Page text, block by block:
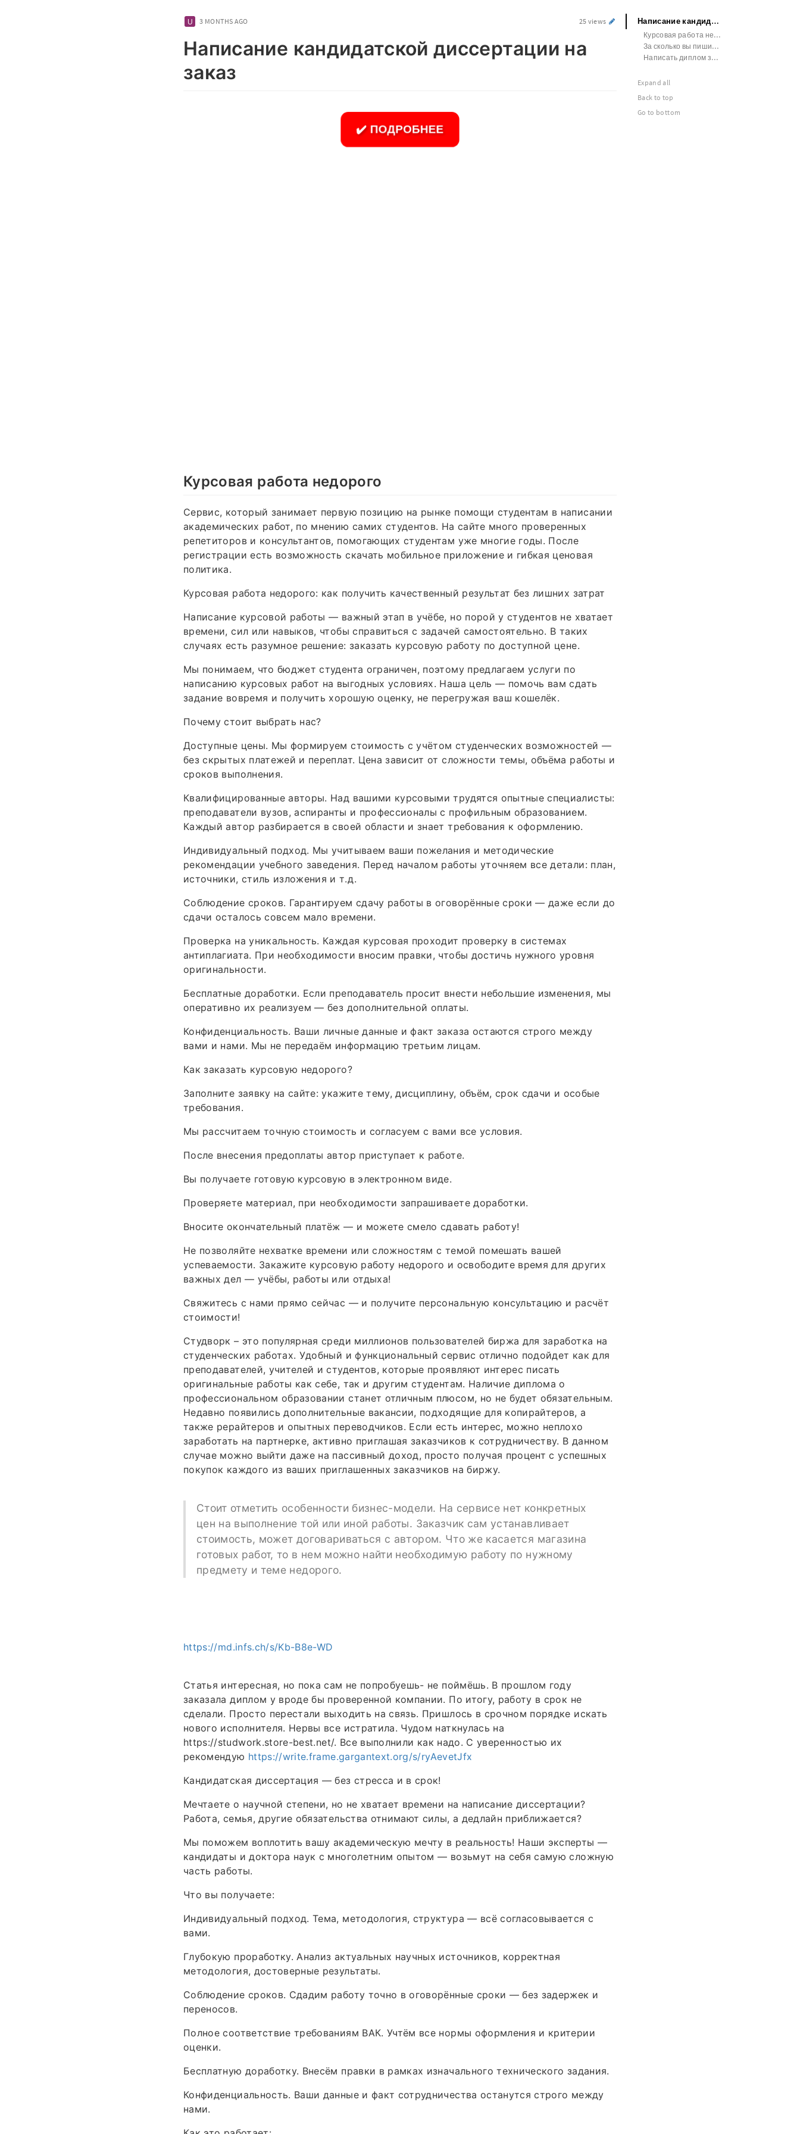
3 MONTHS AGO 25 views
Написание кандидатской диссертации на
заказ
✔️ ПОДРОБНЕЕ
Курсовая работа недорого
Сервис, который занимает первую позицию на рынке помощи студентам в написании
академических работ, по мнению самих студентов. На сайте много проверенных
репетиторов и консультантов, помогающих студентам уже многие годы. После
регистрации есть возможность скачать мобильное приложение и гибкая ценовая
политика.
Курсовая работа недорого: как получить качественный результат без лишних затрат
Написание курсовой работы — важный этап в учёбе, но порой у студентов не хватает
времени, сил или навыков, чтобы справиться с задачей самостоятельно. В таких
случаях есть разумное решение: заказать курсовую работу по доступной цене.
Мы понимаем, что бюджет студента ограничен, поэтому предлагаем услуги по
написанию курсовых работ на выгодных условиях. Наша цель — помочь вам сдать
задание вовремя и получить хорошую оценку, не перегружая ваш кошелёк.
Почему стоит выбрать нас?
Доступные цены. Мы формируем стоимость с учётом студенческих возможностей —
без скрытых платежей и переплат. Цена зависит от сложности темы, объёма работы и
сроков выполнения.
Квалифицированные авторы. Над вашими курсовыми трудятся опытные специалисты:
преподаватели вузов, аспиранты и профессионалы с профильным образованием.
Каждый автор разбирается в своей области и знает требования к оформлению.
Индивидуальный подход. Мы учитываем ваши пожелания и методические
рекомендации учебного заведения. Перед началом работы уточняем все детали: план,
источники, стиль изложения и т. д.
Соблюдение сроков. Гарантируем сдачу работы в оговорённые сроки — даже если до
сдачи осталось совсем мало времени.
Проверка на уникальность. Каждая курсовая проходит проверку в системах
антиплагиата. При необходимости вносим правки, чтобы достичь нужного уровня
оригинальности.
Бесплатные доработки. Если преподаватель просит внести небольшие изменения, мы
оперативно их реализуем — без дополнительной оплаты.
Конфиденциальность. Ваши личные данные и факт заказа остаются строго между
вами и нами. Мы не передаём информацию третьим лицам.
Как заказать курсовую недорого?
Заполните заявку на сайте: укажите тему, дисциплину, объём, срок сдачи и особые
требования.
Мы рассчитаем точную стоимость и согласуем с вами все условия.
После внесения предоплаты автор приступает к работе.
Вы получаете готовую курсовую в электронном виде.
Проверяете материал, при необходимости запрашиваете доработки.
Вносите окончательный платёж — и можете смело сдавать работу!
Не позволяйте нехватке времени или сложностям с темой помешать вашей
успеваемости. Закажите курсовую работу недорого и освободите время для других
важных дел — учёбы, работы или отдыха!
Свяжитесь с нами прямо сейчас — и получите персональную консультацию и расчёт
стоимости!
Студворк – это популярная среди миллионов пользователей биржа для заработка на
студенческих работах. Удобный и функциональный сервис отлично подойдет как для
преподавателей, учителей и студентов, которые проявляют интерес писать
оригинальные работы как себе, так и другим студентам. Наличие диплома о
профессиональном образовании станет отличным плюсом, но не будет обязательным.
Недавно появились дополнительные вакансии, подходящие для копирайтеров, а
также рерайтеров и опытных переводчиков. Если есть интерес, можно неплохо
заработать на партнерке, активно приглашая заказчиков к сотрудничеству. В данном
случае можно выйти даже на пассивный доход, просто получая процент с успешных
покупок каждого из ваших приглашенных заказчиков на биржу.
Стоит отметить особенности бизнес-модели. На сервисе нет конкретных
цен на выполнение той или иной работы. Заказчик сам устанавливает
стоимость, может договариваться с автором. Что же касается магазина
готовых работ, то в нем можно найти необходимую работу по нужному
предмету и теме недорого.
https://md.infs.ch/s/Kb-B8e-WD
Статья интересная, но пока сам не попробуешь- не поймёшь. В прошлом году
заказала диплом у вроде бы проверенной компании. По итогу, работу в срок не
сделали. Просто перестали выходить на связь. Пришлось в срочном порядке искать
нового исполнителя. Нервы все истратила. Чудом наткнулась на
https://studwork.store-best.net/. Все выполнили как надо. С уверенностью их
рекомендую https://write.frame.gargantext.org/s/ryAevetJfx
Кандидатская диссертация — без стресса и в срок!
Мечтаете о научной степени, но не хватает времени на написание диссертации?
Работа, семья, другие обязательства отнимают силы, а дедлайн приближается?
Мы поможем воплотить вашу академическую мечту в реальность! Наши эксперты —
кандидаты и доктора наук с многолетним опытом — возьмут на себя самую сложную
часть работы.
Что вы получаете:
Индивидуальный подход. Тема, методология, структура — всё согласовывается с
вами.
Глубокую проработку. Анализ актуальных научных источников, корректная
методология, достоверные результаты.
Соблюдение сроков. Сдадим работу точно в оговорённые сроки — без задержек и
переносов.
Полное соответствие требованиям ВАК. Учтём все нормы оформления и критерии
оценки.
Бесплатную доработку. Внесём правки в рамках изначального технического задания.
Конфиденциальность. Ваши данные и факт сотрудничества останутся строго между
нами.
Написание кандидатской диссертации на заказ
Курсовая работа недорого
За сколько вы пишите дипломы на заказ
Написать диплом за деньги
Expand all
Back to top
Go to bottom